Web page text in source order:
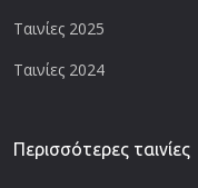
Ταινίες 2025
Ταινίες 2024
Περισσότερες ταινίες